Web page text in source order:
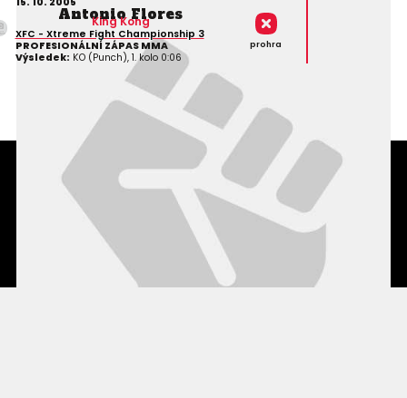
Antonio Flores
King Kong
XFC - Xtreme Fight Championship 3
PROFESIONÁLNÍ ZÁPAS MMA
Výsledek: KO (Punch), 1. kolo 0:06
prohra
Podmínky užití webového rozhraní
Souhlas s používáním osobních údajů
Statistiky
Kontakty